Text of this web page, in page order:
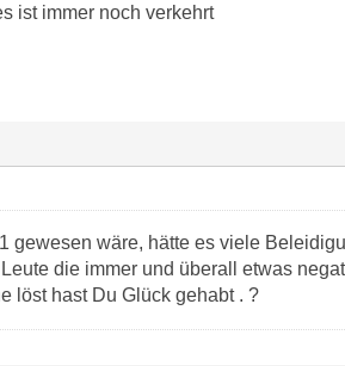
ist immer noch verkehrt
gewesen wäre, hätte es viele
die immer und überall etwas
löst hast Du Glück gehabt . ?